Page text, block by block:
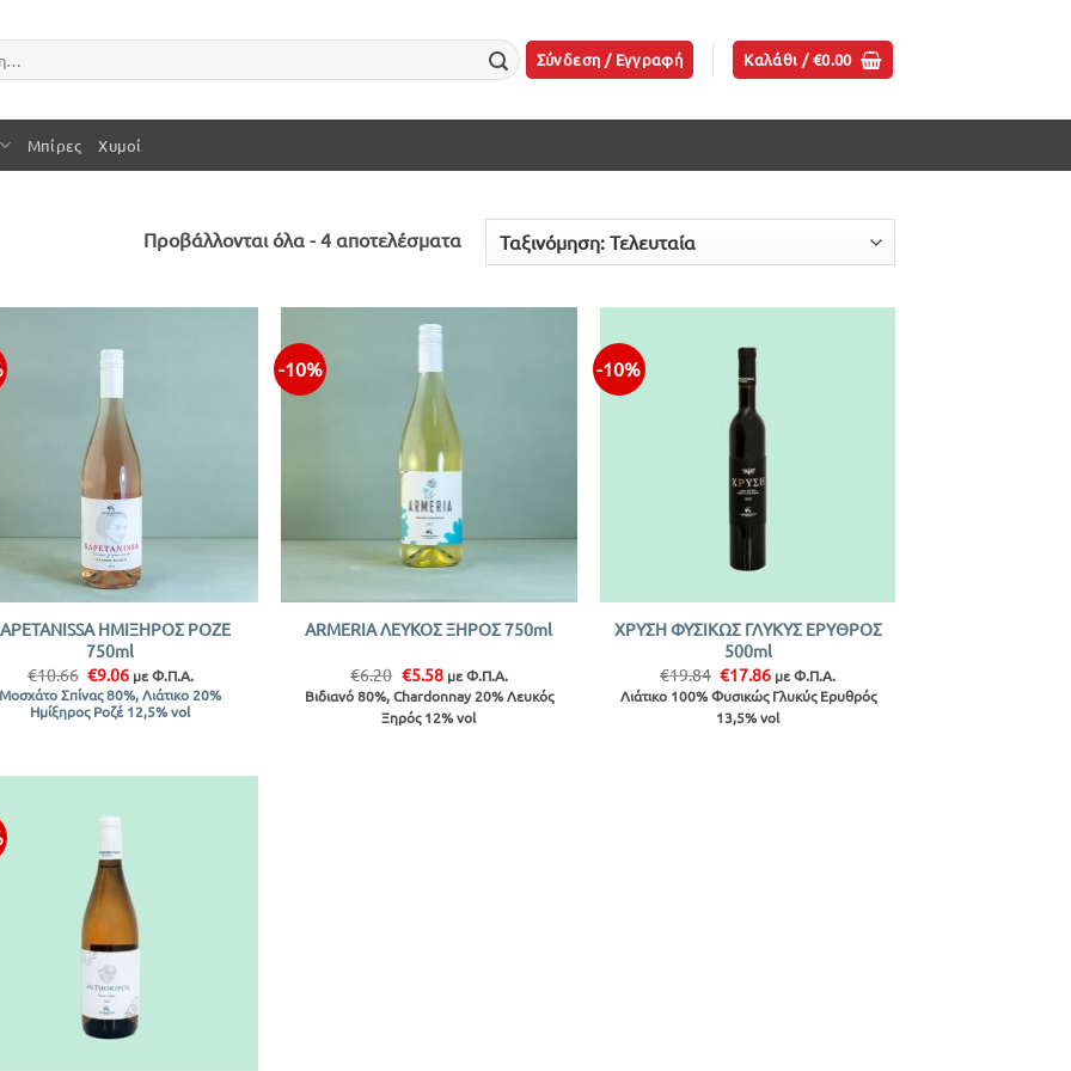
Σύνδεση / Εγγραφή Καλάθι /€0.00
Μπίρες Χυμοί
Προβάλλονται όλα - 4 αποτελέσματαSorted
ΗΜΙΞΗΡΟΣ ΡΟΖΕ
750ml
€10.66 Original
price
was:
€10.66.
€9.06Η
τρέχουσα
τιμή
είναι:
με Φ.Π.Α.
Μοσχάτο Σπίνας 80%, Λιάτικο 20%
Ημίξηρος Ροζέ 12,5% vol
-10%
ARMERIA ΛΕΥΚΟΣ ΞΗΡΟΣ 750ml
€6.20 Original
price
was:
€6.20.
€5.58Η
τρέχουσα
τιμή
είναι:
με Φ.Π.Α.
Βιδιανό 80%, Chardonnay 20% Λευκός
Ξηρός 12% vol
-10%
ΧΡΥΣΗ ΦΥΣΙΚΩΣ ΓΛΥΚΥΣ ΕΡΥΘΡΟΣ
500ml
€19.84 Original
price
was:
€19.84.
€17.86Η
τρέχουσα
τιμή
είναι:
με Φ.Π.Α.
Λιάτικο 100% Φυσικώς Γλυκύς Ερυθρός
13,5% vol